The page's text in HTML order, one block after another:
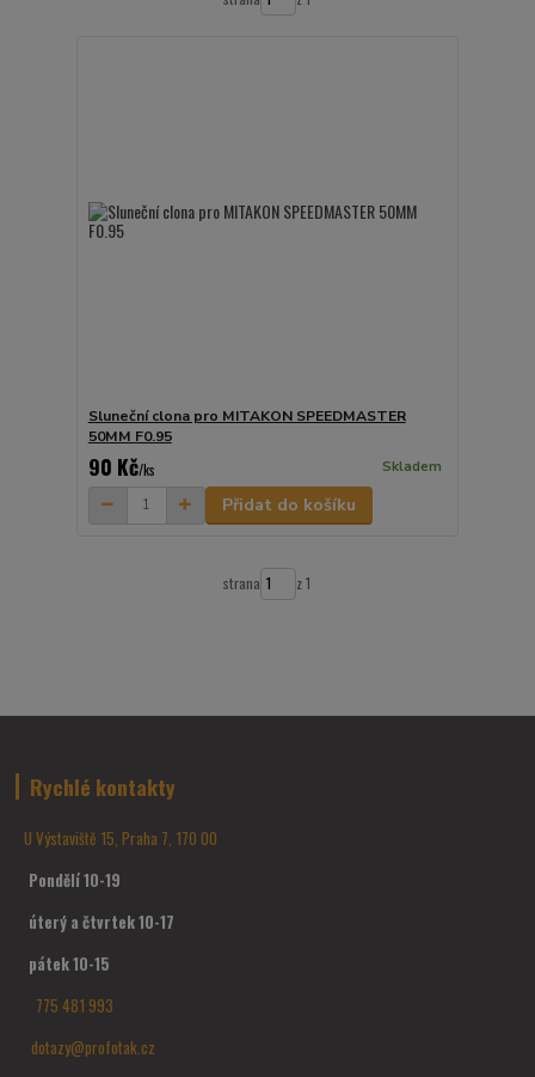
Sluneční clona pro MITAKON SPEEDMASTER
50MM F0.95
90 Kč/ks Skladem
Přidat do košíku
strana z 1
Rychlé kontakty
U Výstaviště 15, Praha 7, 170 00
Pondělí 10-19
úterý a čtvrtek 10-17
pátek 10-15
775 481 993
dotazy@profotak.cz